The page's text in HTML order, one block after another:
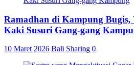
Ramadhan di Kampung Bugis,
Kaki Susuri Gang-gang
10 Maret 2026 Bali Sharing 0